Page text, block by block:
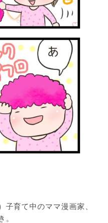
子育て中のママ漫画家、
。